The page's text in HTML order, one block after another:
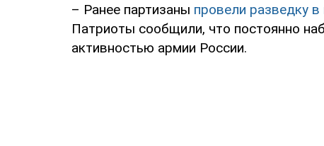
– Ранее партизаны провели разведку
Патриоты сообщили, что постоянно
активностью армии России.